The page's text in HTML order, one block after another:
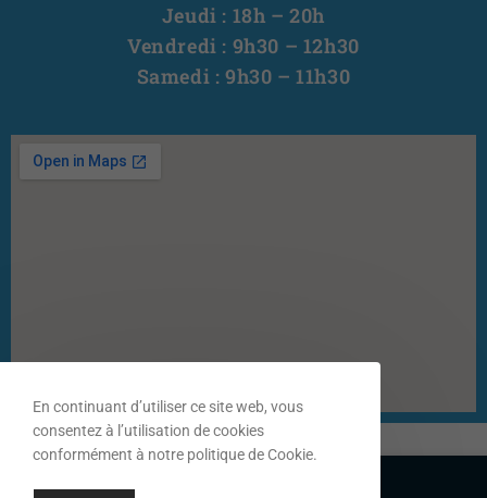
Jeudi : 18h – 20h
Vendredi : 9h30 – 12h30
Samedi : 9h30 – 11h30
En continuant d’utiliser ce site web, vous
consentez à l’utilisation de cookies
conformément à notre politique de Cookie.